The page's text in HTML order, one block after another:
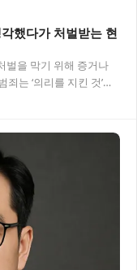
했다가 처벌받는 현
벌을 막기 위해 증거나
는 ‘의리를 지킨 것’이